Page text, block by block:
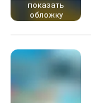
показать
обложку